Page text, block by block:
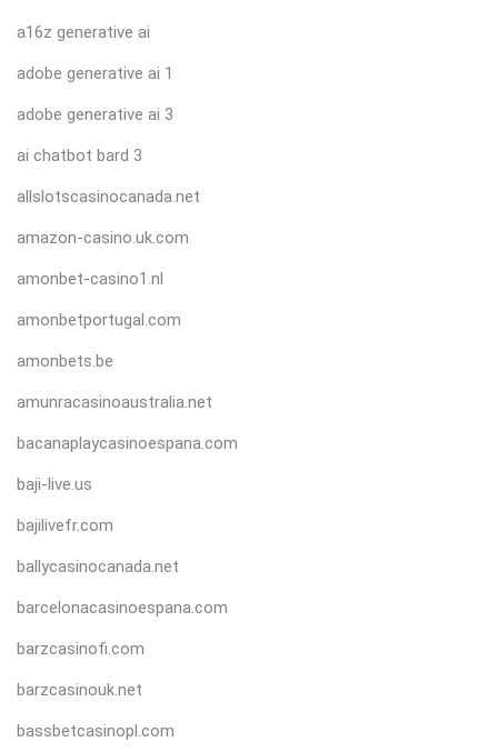
a16z generative ai
adobe generative ai 1
adobe generative ai 3
ai chatbot bard 3
allslotscasinocanada.net
amazon-casino.uk.com
amonbet-casino1.nl
amonbetportugal.com
amonbets.be
amunracasinoaustralia.net
bacanaplaycasinoespana.com
baji-live.us
bajilivefr.com
ballycasinocanada.net
barcelonacasinoespana.com
barzcasinofi.com
barzcasinouk.net
bassbetcasinopl.com